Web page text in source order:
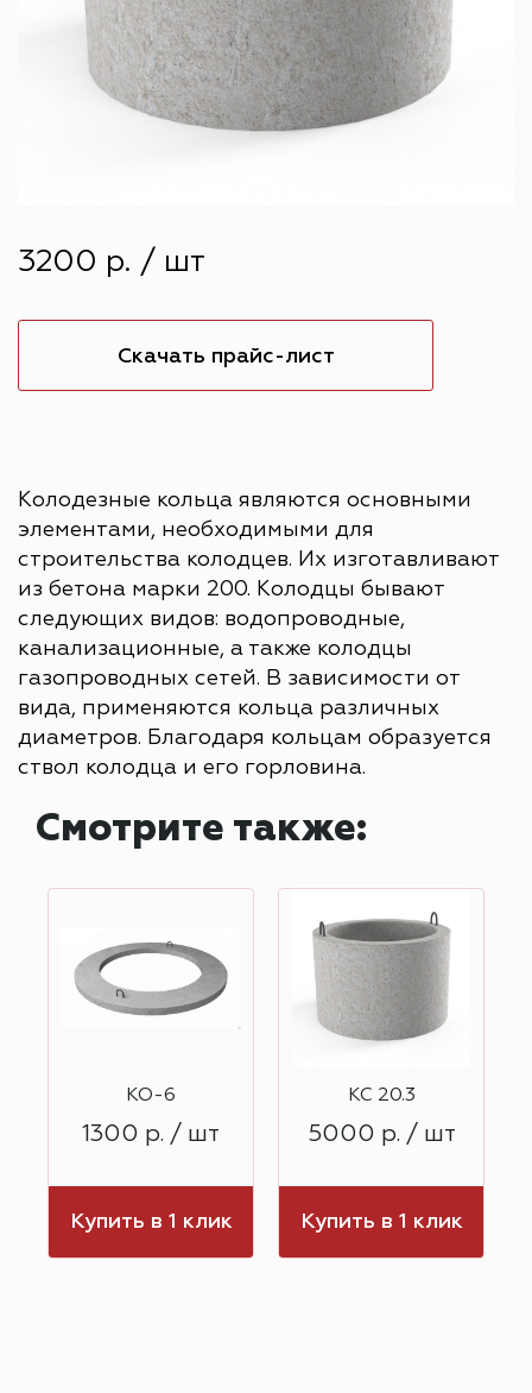
3200 р. / шт
Скачать прайс-лист
Колодезные кольца являются основными
элементами, необходимыми для
строительства колодцев. Их изготавливают
из бетона марки 200. Колодцы бывают
следующих видов: водопроводные,
канализационные, а также колодцы
газопроводных сетей. В зависимости от
вида, применяются кольца различных
диаметров. Благодаря кольцам образуется
ствол колодца и его горловина.
Смотрите также:
КО-6
1300 р. / шт
Купить в 1 клик
КС 20.3
5000 р. / шт
Купить в 1 клик